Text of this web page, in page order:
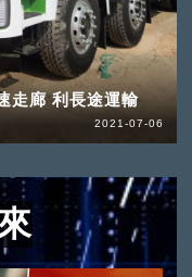
走廊 利長途運輸
2021-07-06